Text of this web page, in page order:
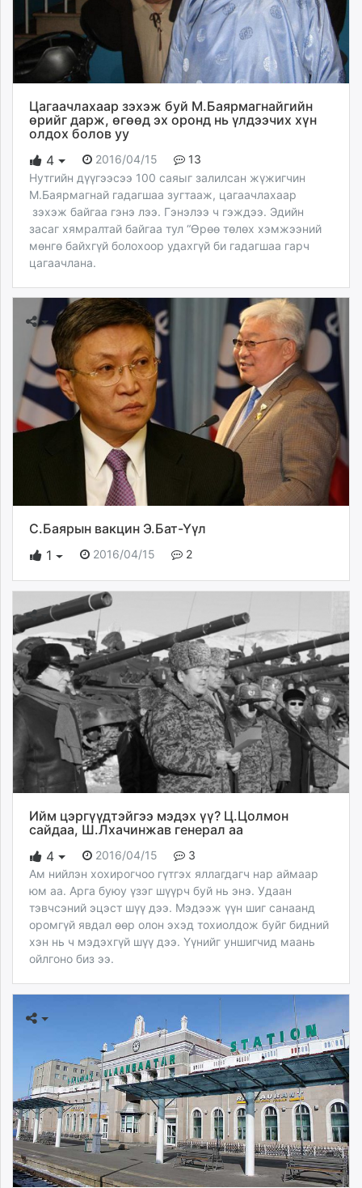
unuudur.mn
isee.mn
mglradio.com
fact.mn
tumen.mn
shuum.mn
times.mn
tvmongolia.mn
mass.mn
unegui.mn
assa.mn
paparazzi.mn
unread.today
Цагаачлахаар зэхэж буй М.Баярмагнайгийн
өрийг дарж, өгөөд эх оронд нь үлдээчих хүн
олдох болов уу
4
2016/04/15
13
Нутгийн дүүгээсээ 100 саяыг залилсан жүжигчин
М.Баярмагнай гадагшаа зугтааж, цагаачлахаар
зэхэж байгаа гэнэ лээ. Гэнэлээ ч гэждээ. Эдийн
засаг хямралтай байгаа тул “Өрөө төлөх хэмжээний
мөнгө байхгүй болохоор удахгүй би гадагшаа гарч
цагаачлана.
С.Баярын вакцин Э.Бат-Үүл
1
2016/04/15 2
Ийм цэргүүдтэйгээ мэдэх үү? Ц.Цолмон
сайдаа, Ш.Лхачинжав генерал аа
4
2016/04/15
3
Ам нийлэн хохирогчоо гүтгэх яллагдагч нар аймаар
юм аа. Арга буюу үзэг шүүрч буй нь энэ. Удаан
тэвчсэний эцэст шүү дээ. Мэдээж үүн шиг санаанд
оромгүй явдал өөр олон эхэд тохиолдож буйг бидний
хэн нь ч мэдэхгүй шүү дээ. Үүнийг уншигчид маань
ойлгоно биз ээ.